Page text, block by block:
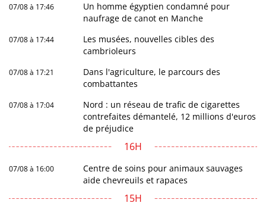
07/08 à 17:46
Un homme égyptien condamné pour
naufrage de canot en Manche
07/08 à 17:44
Les musées, nouvelles cibles des
cambrioleurs
07/08 à 17:21
Dans l'agriculture, le parcours des
combattantes
07/08 à 17:04
Nord : un réseau de trafic de cigarettes
contrefaites démantelé, 12 millions d'euros
de préjudice
16H
07/08 à 16:00
Centre de soins pour animaux sauvages
aide chevreuils et rapaces
15H